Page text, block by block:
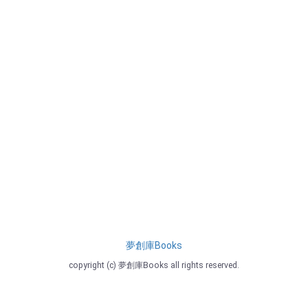
夢創庫Books
copyright (c) 夢創庫Books all rights reserved.